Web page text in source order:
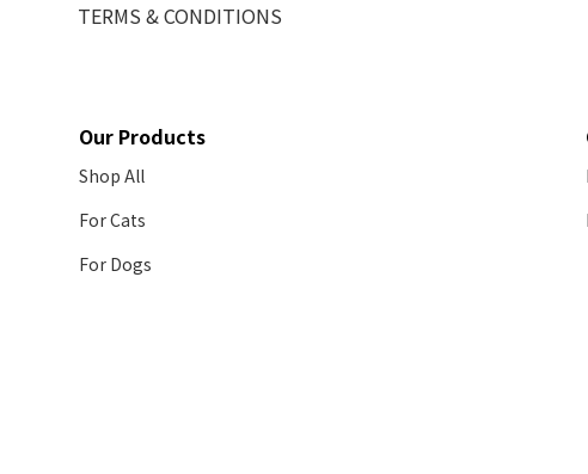
TERMS & CONDITIONS
Our Products
Shop All
For Cats
For Dogs